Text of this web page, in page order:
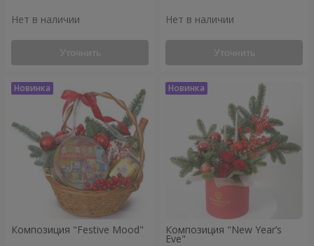
Нет в наличии
Уточнить
Нет в наличии
Уточнить
Композиция "Festive Mood" Композиция "New Year’s
Eve"